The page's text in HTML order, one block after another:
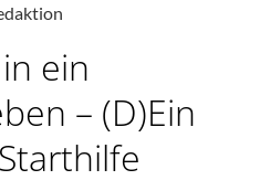
ein
– (D)Ein